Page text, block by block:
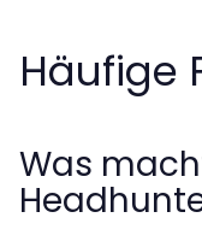
Häufige
Was